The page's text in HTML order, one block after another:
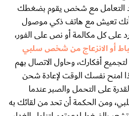
التعامل مع شخص يقوم بضغطك
أنك تعيش مع هاتف ذكي موصول
على كل مكالمة أو نص على الفور،
أو الانزعاج من شخص سلبي
أفكارك، وحاول الاتصال بهم
امنح نفسك الوقت لإعادة شحن
على التحمل والصبر عندما
ومن الحكمة أن تحد من لقائك به